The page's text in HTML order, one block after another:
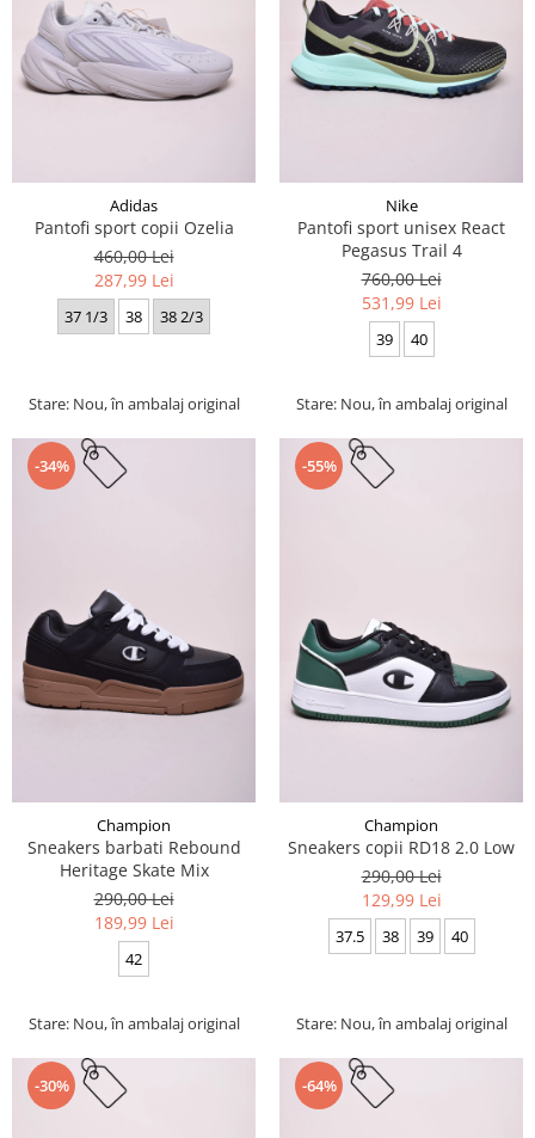
Adidas
Pantofi sport copii Ozelia
460,00 Lei
287,99 Lei
37 1/3 38 38 2/3
Stare: Nou, în ambalaj original
Nike
Pantofi sport unisex React
Pegasus Trail 4
760,00 Lei
531,99 Lei
39 40
Stare: Nou, în ambalaj original
-34%
Champion
Sneakers barbati Rebound
Heritage Skate Mix
290,00 Lei
189,99 Lei
42
Stare: Nou, în ambalaj original
-55%
Champion
Sneakers copii RD18 2.0 Low
290,00 Lei
129,99 Lei
37.5 38 39 40
Stare: Nou, în ambalaj original
-30% -64%